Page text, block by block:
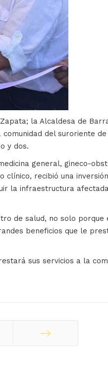
la Alcaldesa de
del suroriente
y dos.
general, gineco-
recibió una
la infraestructura
de salud, no solo porque
beneficios que le
sus servicios a la